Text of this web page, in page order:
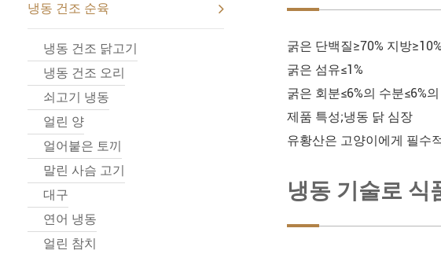
냉동 건조 순육
냉동 건조 닭고기
냉동 건조 오리
쇠고기 냉동
얼린 양
얼어붙은 토끼
말린 사슴 고기
대구
연어 냉동
얼린 참치
굵은 단백질≥70% 지방≥10%
굵은 섬유≤1%
굵은 회분≤6%의 수분≤6%의
제품 특성;냉동 닭 심장
유황산은 고양이에게 필수
냉동 기술로 식